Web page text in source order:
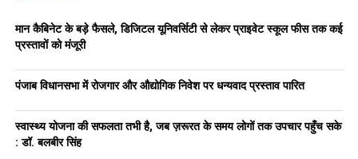
मान कैबिनेट के बड़े फैसले, डिजिटल यूनिवर्सिटी से लेकर प्राइवेट स्कूल फीस तक कई
प्रस्तावों को मंजूरी
पंजाब विधानसभा में रोजगार और औद्योगिक निवेश पर धन्यवाद प्रस्ताव पारित
स्वास्थ्य योजना की सफलता तभी है, जब ज़रूरत के समय लोगों तक उपचार पहुँच सके
: डॉ. बलबीर सिंह